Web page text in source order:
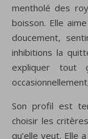
mentholé des
boisson. Elle
doucement,
inhibitions la
expliquer tout
Son profil est
choisir les
qu’elle veut. Elle